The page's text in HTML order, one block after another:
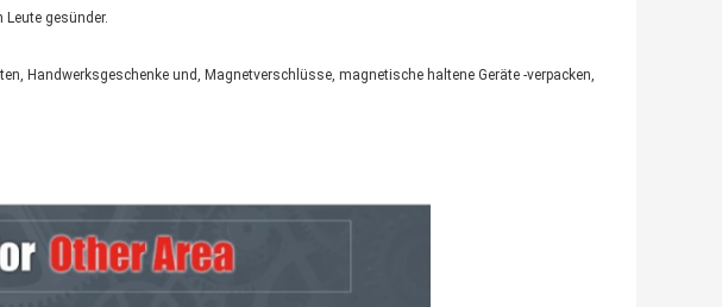
gesünder.
Handwerksgeschenke und, Magnetverschlüsse, magnetische haltene Geräte -verpacken,